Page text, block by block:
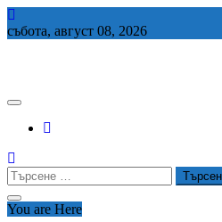
Skip
to
събота, август 08, 2026
Търсене
за:
You are Here